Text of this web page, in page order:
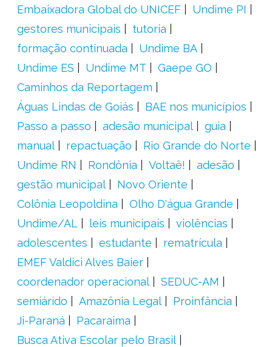
Embaixadora Global do UNICEF
Undime PI
gestores municipais
tutoria
formação continuada
Undime BA
Undime ES
Undime MT
Gaepe GO
Caminhos da Reportagem
Águas Lindas de Goiás
BAE nos municípios
Passo a passo
adesão municipal
guia
manual
repactuação
Rio Grande do Norte
Undime RN
Rondônia Voltaê!
adesão
gestão municipal
Novo Oriente
Colônia Leopoldina
Olho D'água Grande
Undime/AL
leis municipais
violências
adolescentes
estudante
rematrícula
EMEF Valdici Alves Baier
coordenador operacional
SEDUC-AM
semiárido
Amazônia Legal
Proinfância
Ji-Paraná
Pacaraima
Busca Ativa Escolar pelo Brasil